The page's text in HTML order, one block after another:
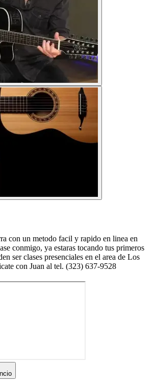
con un metodo facil y rapido en linea en
conmigo, ya estaras tocando tus primeros
ser clases presenciales en el area de Los
con Juan al tel. (323) 637-9528